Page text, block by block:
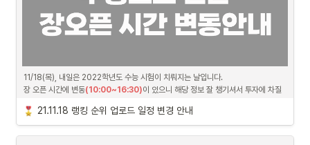
현시간 기준(16:05:00)으로 실시간 시세 갱신은 긴급하게 복구되었습니다.
이번 실수를 토대로 앞으로 장 시각이 변경되는 경우에 추가적인 문제가 발생하지 않
도록,시스템 처리 과정에 대해 전면 재검토 후 개선하겠습니다. 또한 사고 조치가 더욱
알파스퀘어 드림.
11/18(목), 내일은 2022학년도 수능 시험이 치뤄지는 날입니다.
장 오픈 시간에 변동(10:00~16:30)이 있으니 해당 정보 잘 챙기셔서 투자에 차질
21.11.18 랭킹 순위 업로드 일정 변경 안내